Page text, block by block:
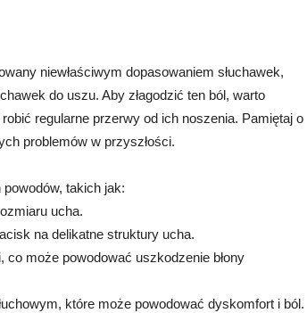
niewłaściwym dopasowaniem słuchawek,
do uszu. Aby złagodzić ten ból, warto
regularne przerwy od ich noszenia. Pamiętaj o
problemów w przyszłości.
takich jak:
ucha.
na delikatne struktury ucha.
co może powodować uszkodzenie błony
które może powodować dyskomfort i ból.